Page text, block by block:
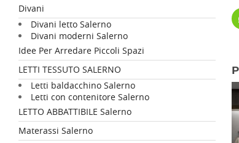
Divani
Divani letto Salerno
Divani moderni Salerno
Idee Per Arredare Piccoli Spazi
LETTI TESSUTO SALERNO
Letti baldacchino Salerno
Letti con contenitore Salerno
LETTO ABBATTIBILE Salerno
Materassi Salerno